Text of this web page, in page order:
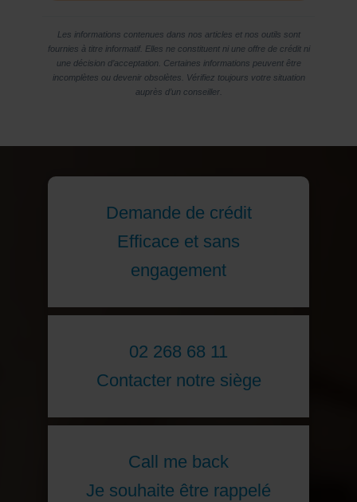
Les informations contenues dans nos articles et nos outils sont
fournies à titre informatif. Elles ne constituent ni une offre de crédit ni
une décision d’acceptation. Certaines informations peuvent être
incomplètes ou devenir obsolètes. Vérifiez toujours votre situation
auprès d’un conseiller.
Demande de crédit
Efficace et sans
engagement
02 268 68 11
Contacter notre siège
Call me back
Je souhaite être rappelé